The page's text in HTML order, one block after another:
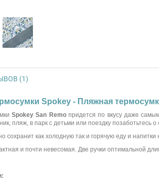
(1)
Spokey - Пляжная
Spokey San Remoпридется по вкусу даже
пляж, в парк с детьми или поездку позаботьтесь о
сохранит как холодную так и горячую еду и напитки
и почти невесомая. Две ручки оптимальной